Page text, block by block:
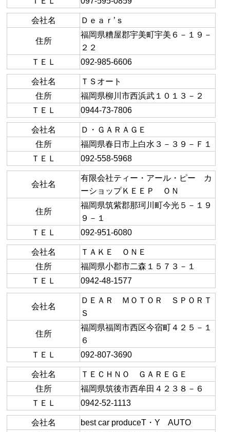
会社名 Ｄｅａｒ’ｓ
住所
福岡県糟屋郡宇美町宇美６－１９－
２２
ＴＥＬ
092-985-6606
会社名
ＴＳオート
住所
福岡県柳川市西浜武１０１３－２
ＴＥＬ
0944-73-7806
会社名
Ｄ・ＧＡＲＡＧＥ
住所
福岡県春日市上白水３－３９－Ｆ１
ＴＥＬ
092-558-5968
会社名
有限会社ティー・アール・ピー カ
ーショップＫＥＥＰ ＯＮ
住所
福岡県筑紫郡那珂川町今光５－１９
９－１
ＴＥＬ
092-951-6080
会社名
ＴＡＫＥ ＯＮＥ
住所
福岡県小郡市二森１５７３－１
ＴＥＬ
0942-48-1577
会社名
ＤＥＡＲ ＭＯＴＯＲ ＳＰＯＲＴ
Ｓ
住所
福岡県福岡市西区今宿町４２５－１
６
ＴＥＬ
092-807-3690
会社名
ＴＥＣＨＮＯ ＧＡＲＥＧＥ
住所
福岡県筑後市西牟田４２３８－６
ＴＥＬ
0942-52-1113
会社名
best car produceT・Y AUTO